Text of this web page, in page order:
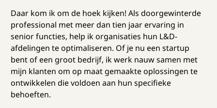
Daar kom ik om de hoek kijken! Als doorgewinterde
professional met meer dan tien jaar ervaring in
senior functies, help ik organisaties hun L&D-
afdelingen te optimaliseren. Of je nu een startup
bent of een groot bedrijf, ik werk nauw samen met
mijn klanten om op maat gemaakte oplossingen te
ontwikkelen die voldoen aan hun specifieke
behoeften.